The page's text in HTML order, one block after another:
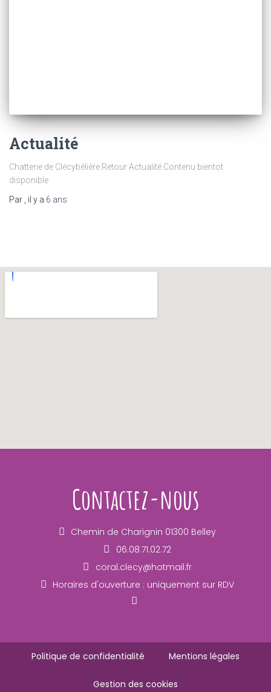
Actualité
Chatterie de Clécybélière Retour Actualité Contenu bientot
disponible
Par
, il y a 6 ans
Contactez-nous
Chemin de Charignin 01300 Belley
06.08.71.02.72
coral.clecy@hotmail.fr
Horaires d'ouverture : uniquement sur RDV
Politique de confidentialité Mentions légales
Gestion des cookies